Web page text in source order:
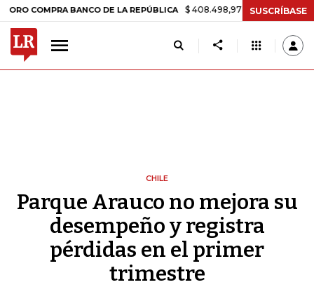
BANCO DE LA REPÚBLICA $ 408.498,97 +$ 8.753,81 +2,19%
SUSCRÍBASE
CHILE
Parque Arauco no mejora su
desempeño y registra
pérdidas en el primer
trimestre